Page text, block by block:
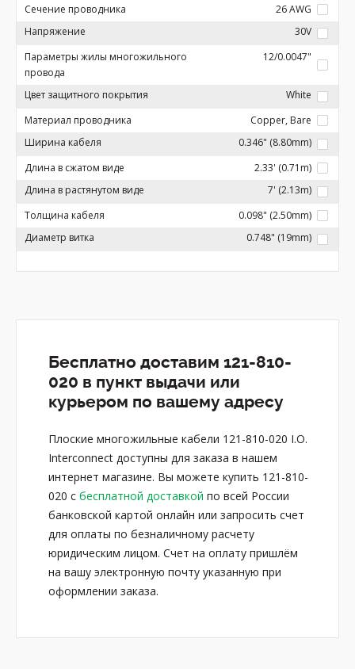
Сечение проводника
26 AWG
Напряжение
30V
Параметры жилы многожильного
провода
12/0.0047"
Цвет защитного покрытия
White
Материал проводника
Copper, Bare
Ширина кабеля
0.346" (8.80mm)
Длина в сжатом виде
2.33' (0.71m)
Длина в растянутом виде
7' (2.13m)
Толщина кабеля
0.098" (2.50mm)
Диаметр витка
0.748" (19mm)
Бесплатно доставим 121-810-
020 в пункт выдачи или
курьером по вашему адресу
Плоские многожильные кабели 121-810-020 I.O.
Interconnect доступны для заказа в нашем
интернет магазине. Вы можете купить 121-810-
020 с бесплатной доставкой по всей России
банковской картой онлайн или запросить счет
для оплаты по безналичному расчету
юридическим лицом. Счет на оплату пришлём
на вашу электронную почту указанную при
оформлении заказа.